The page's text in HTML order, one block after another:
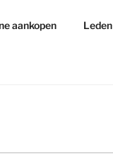
aankopen Leden